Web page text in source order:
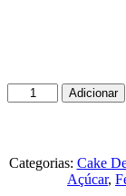
Quantidade
de
Brilhante
250g
Adicionar
Categorias: Cake
Açúcar,